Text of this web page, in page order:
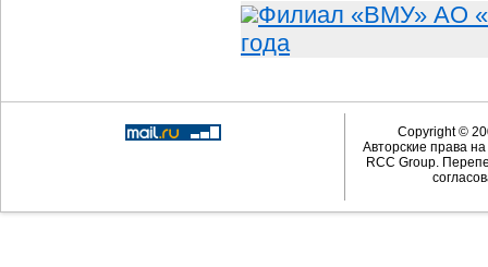
Филиал «ВМУ» АО
года
Copyright ©
Авторские права
RCC Group.